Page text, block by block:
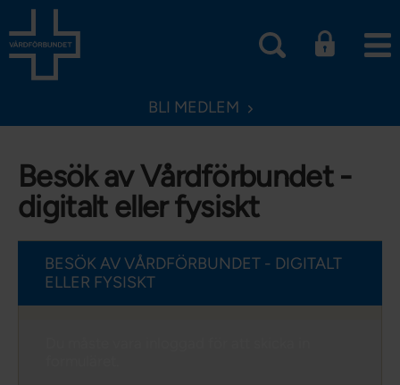
BLI MEDLEM
Besök av Vårdförbundet -
digitalt eller fysiskt
BESÖK AV VÅRDFÖRBUNDET - DIGITALT
ELLER FYSISKT